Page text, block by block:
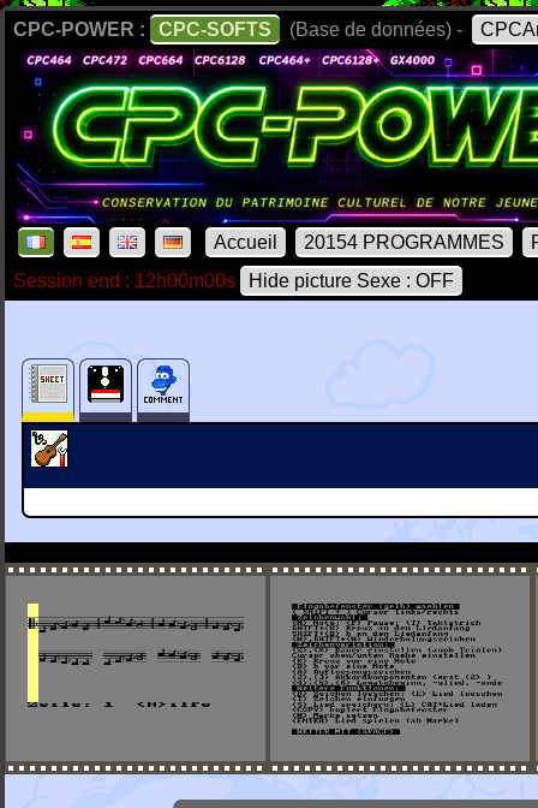
CPC-POWER : CPC-SOFTS (Base de données) -
Accueil 20154 PROGRAMMES
Session end : 12h00m00s
Hide picture Sexe : OFF